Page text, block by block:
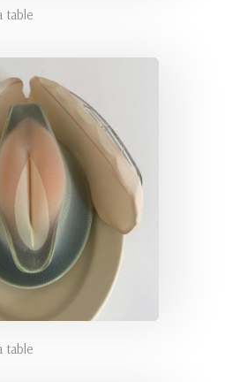
table
table